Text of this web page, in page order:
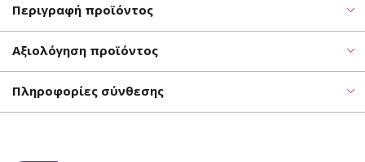
Περιγραφή προϊόντος
Αξιολόγηση προϊόντος
Πληροφορίες σύνθεσης